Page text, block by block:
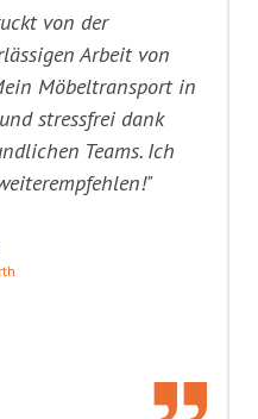
von der
Arbeit von
Möbeltransport in
stressfrei dank
Teams. Ich